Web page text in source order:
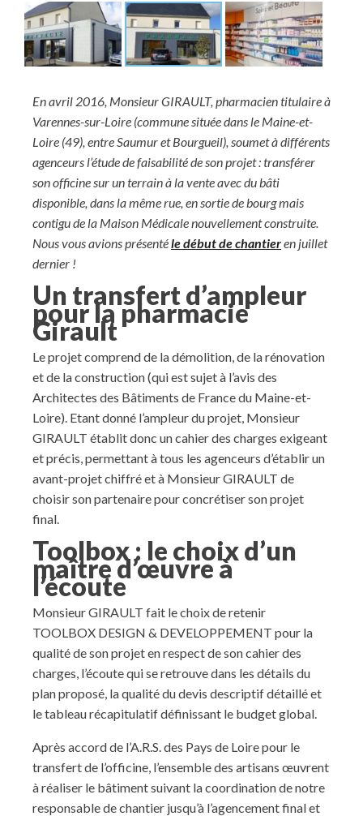
En avril 2016, Monsieur GIRAULT, pharmacien titulaire à
Varennes-sur-Loire (commune située dans le Maine-et-
Loire (49), entre Saumur et Bourgueil), soumet à différents
agenceurs l’étude de faisabilité de son projet : transférer
son officine sur un terrain à la vente avec du bâti
disponible, dans la même rue, en sortie de bourg mais
contigu de la Maison Médicale nouvellement construite.
Nous vous avions présentéle début de chantieren juillet
dernier !
Un transfert d’ampleur
pour la pharmacie
Girault
Le projet comprend de la démolition, de la rénovation
et de la construction (qui est sujet à l’avis des
Architectes des Bâtiments de France du Maine-et-
Loire). Etant donné l’ampleur du projet, Monsieur
GIRAULT établit donc un cahier des charges exigeant
et précis, permettant à tous les agenceurs d’établir un
avant-projet chiffré et à Monsieur GIRAULT de
choisir son partenaire pour concrétiser son projet
final.
Toolbox : le choix d’un
maître d’œuvre à
l’écoute
Monsieur GIRAULT fait le choix de retenir
TOOLBOX DESIGN & DEVELOPPEMENT pour la
qualité de son projet en respect de son cahier des
charges, l’écoute qui se retrouve dans les détails du
plan proposé, la qualité du devis descriptif détaillé et
le tableau récapitulatif définissant le budget global.
Après accord de l’A.R.S. des Pays de Loire pour le
transfert de l’officine, l’ensemble des artisans œuvrent
à réaliser le bâtiment suivant la coordination de notre
responsable de chantier jusqu’à l’agencement final et